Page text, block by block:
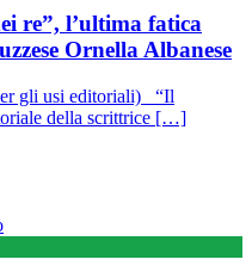
re”, l’ultima fatica
Ornella Albanese
gli usi editoriali) “Il
della scrittrice […]